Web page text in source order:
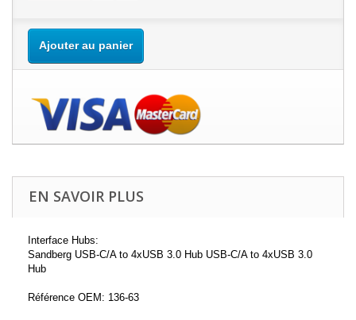
Ajouter au panier
EN SAVOIR PLUS
Interface Hubs:
Sandberg USB-C/A to 4xUSB 3.0 Hub USB-C/A to 4xUSB 3.0
Hub
Référence OEM: 136-63